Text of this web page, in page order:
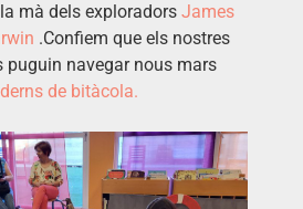
mà dels exploradors James
.Confiem que els nostres
puguin navegar nous mars
de bitàcola.